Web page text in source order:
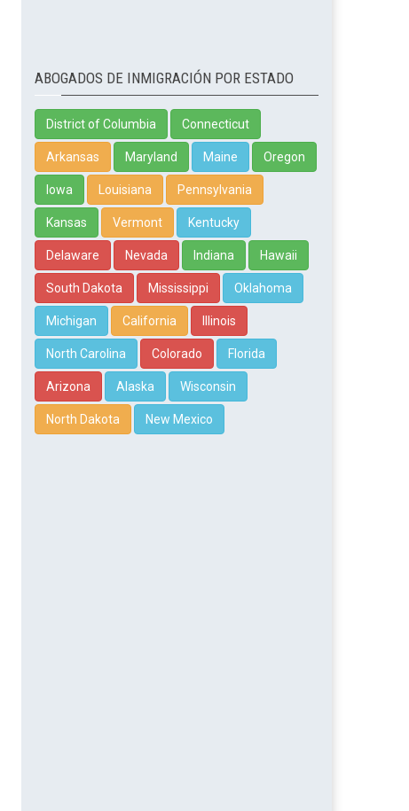
ABOGADOS DE INMIGRACIÓN POR ESTADO
District of Columbia Connecticut
Arkansas Maryland Maine Oregon
Iowa Louisiana Pennsylvania
Kansas Vermont Kentucky
Delaware Nevada Indiana Hawaii
South Dakota Mississippi Oklahoma
Michigan California Illinois
North Carolina Colorado Florida
Arizona Alaska Wisconsin
North Dakota New Mexico